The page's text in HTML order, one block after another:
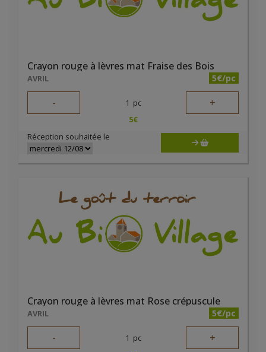
Crayon rouge à lèvres mat Fraise des Bois
AVRIL 5€/pc
- 1 pc +
5€
Réception souhaitée le
Crayon rouge à lèvres mat Rose crépuscule
AVRIL 5€/pc
- 1 pc +